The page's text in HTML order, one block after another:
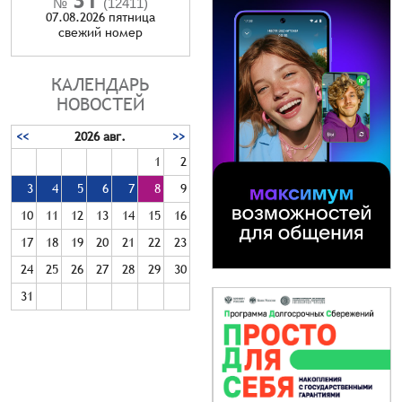
07.08.2026 пятница
cвежий номер
КАЛЕНДАРЬ
НОВОСТЕЙ
<< 2026 авг.
>>
1
2
3
4 5 6 7 8
9
10
11 12 13 14 15
16
17
18 19 20 21 22
23
24
25 26 27 28 29
30
31